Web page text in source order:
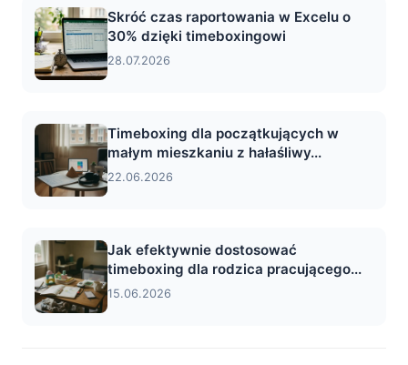
Skróć czas raportowania w Excelu o
30% dzięki timeboxingowi
28.07.2026
Timeboxing dla początkujących w
małym mieszkaniu z hałaśliwy...
22.06.2026
Jak efektywnie dostosować
timeboxing dla rodzica pracującego...
15.06.2026